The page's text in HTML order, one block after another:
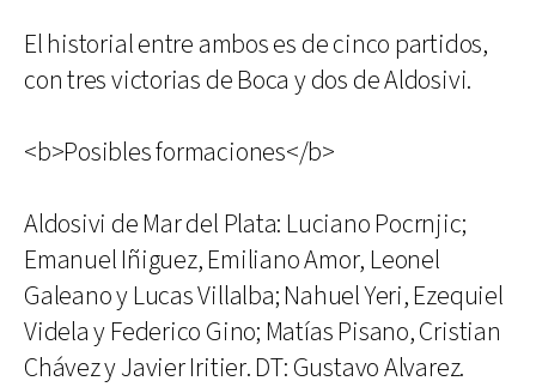
El historial entre ambos es de cinco partidos,
con tres victorias de Boca y dos de Aldosivi.
<b>Posibles formaciones</b>
Aldosivi de Mar del Plata: Luciano Pocrnjic;
Emanuel Iñiguez, Emiliano Amor, Leonel
Galeano y Lucas Villalba; Nahuel Yeri, Ezequiel
Videla y Federico Gino; Matías Pisano, Cristian
Chávez y Javier Iritier. DT: Gustavo Alvarez.